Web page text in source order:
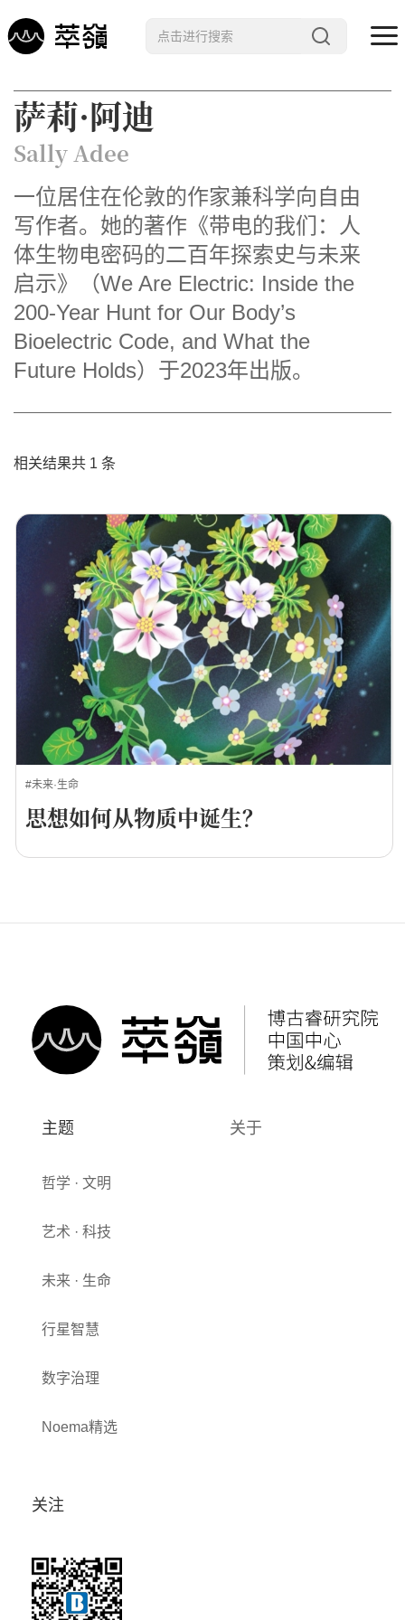
哲学 · 文明
行星智慧
数字治理
Noema精选
萨莉·阿迪
Sally Adee
一位居住在伦敦的作家兼科学向自由
写作者。她的著作《带电的我们：人
体生物电密码的二百年探索史与未来
启示》（We Are Electric: Inside the
200-Year Hunt for Our Body’s
Bioelectric Code, and What the
Future Holds）于2023年出版。
相关结果共 1 条
#未来·生命
思想如何从物质中诞生？
主题
哲学 · 文明
艺术 · 科技
未来 · 生命
行星智慧
数字治理
Noema精选
关于
关注